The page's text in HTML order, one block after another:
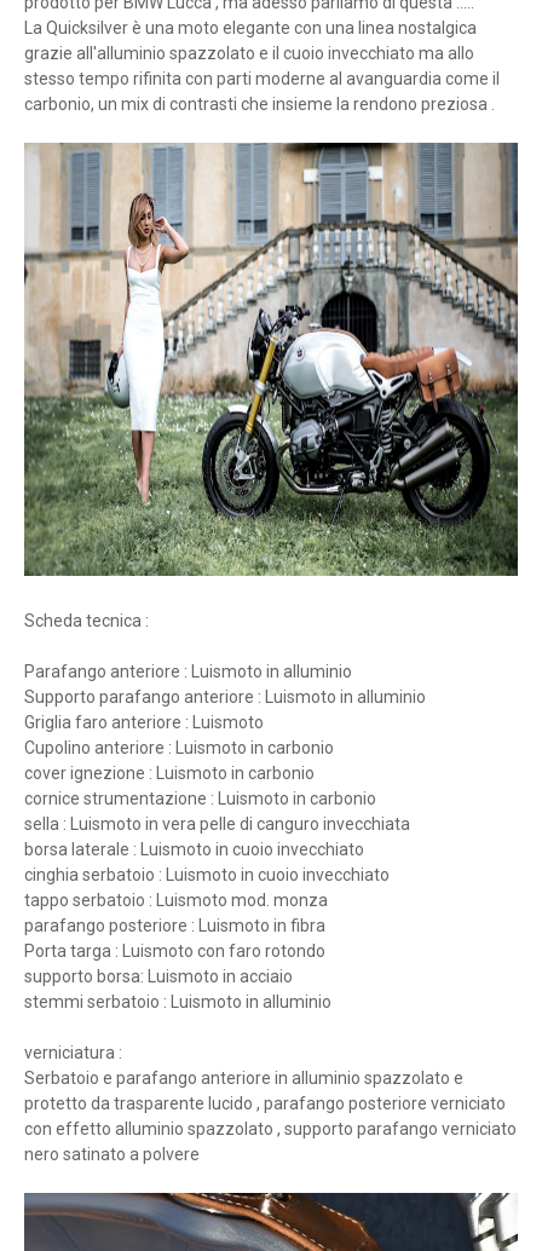
La Quicksilver è una moto elegante con una linea nostalgica
grazie all'alluminio spazzolato e il cuoio invecchiato ma allo
stesso tempo rifinita con parti moderne al avanguardia come il
carbonio, un mix di contrasti che insieme la rendono preziosa .
Scheda tecnica :
Parafango anteriore : Luismoto in alluminio
Supporto parafango anteriore : Luismoto in alluminio
Griglia faro anteriore : Luismoto
Cupolino anteriore : Luismoto in carbonio
cover ignezione : Luismoto in carbonio
cornice strumentazione : Luismoto in carbonio
sella : Luismoto in vera pelle di canguro invecchiata
borsa laterale : Luismoto in cuoio invecchiato
cinghia serbatoio : Luismoto in cuoio invecchiato
tappo serbatoio : Luismoto mod. monza
parafango posteriore : Luismoto in fibra
Porta targa : Luismoto con faro rotondo
supporto borsa: Luismoto in acciaio
stemmi serbatoio : Luismoto in alluminio
verniciatura :
Serbatoio e parafango anteriore in alluminio spazzolato e
protetto da trasparente lucido , parafango posteriore verniciato
con effetto alluminio spazzolato , supporto parafango verniciato
nero satinato a polvere